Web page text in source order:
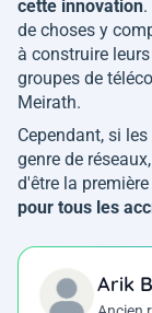
cette innovation.
de choses y
à construire
groupes de
Meirath.
Cependant, si
genre de
d'être la
pour tous les
Arik